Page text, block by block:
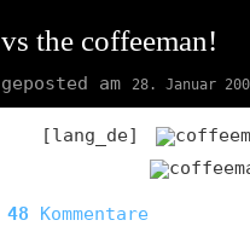
vs the coffeeman!
geposted am 28. Januar
[lang_de]
48 Kommentare